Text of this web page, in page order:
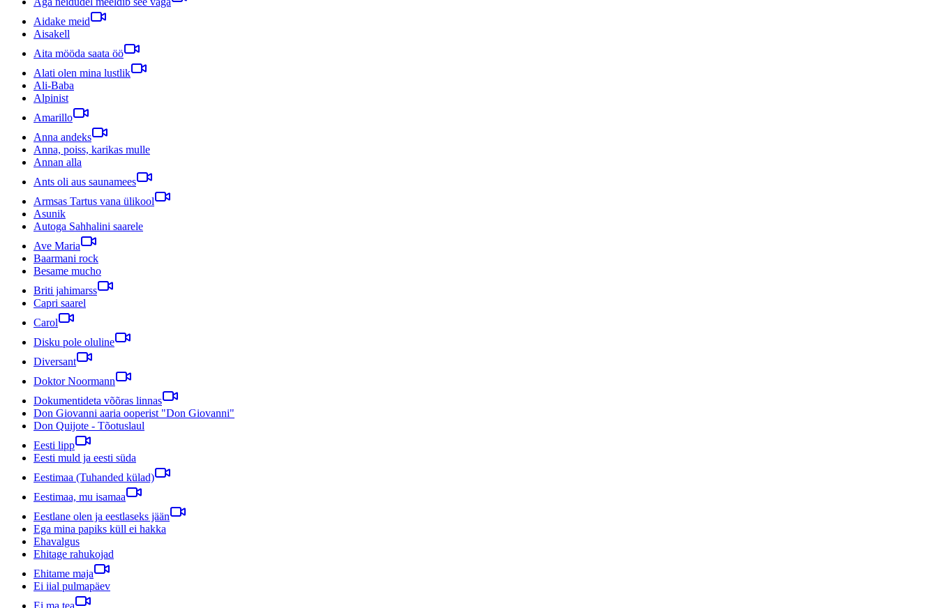
Aidake meid
Aisakell
Aita mööda saata öö
Alati olen mina lustlik
Ali-Baba
Alpinist
Amarillo
Anna andeks
Anna, poiss, karikas mulle
Annan alla
Ants oli aus saunamees
Armsas Tartus vana ülikool
Asunik
Autoga Sahhalini saarele
Ave Maria
Baarmani rock
Besame mucho
Briti jahimarss
Capri saarel
Carol
Disku pole oluline
Diversant
Doktor Noormann
Dokumentideta võõras linnas
Don Giovanni aaria ooperist "Don Giovanni"
Don Quijote - Tõotuslaul
Eesti lipp
Eesti muld ja eesti süda
Eestimaa (Tuhanded külad)
Eestimaa, mu isamaa
Eestlane olen ja eestlaseks jään
Ega mina papiks küll ei hakka
Ehavalgus
Ehitage rahukojad
Ehitame maja
Ei iial pulmapäev
Ei ma tea